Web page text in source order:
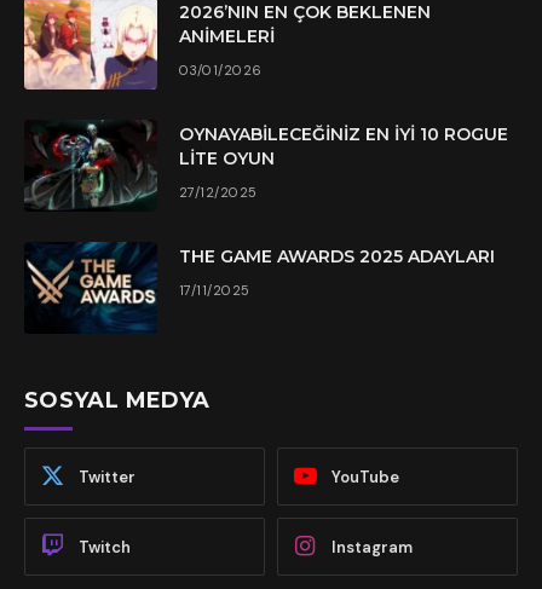
2026’NIN EN ÇOK BEKLENEN
ANIMELERI
03/01/2026
OYNAYABILECEĞINIZ EN İYI 10 ROGUE
LITE OYUN
27/12/2025
THE GAME AWARDS 2025 ADAYLARI
17/11/2025
SOSYAL MEDYA
Twitter YouTube
Twitch Instagram